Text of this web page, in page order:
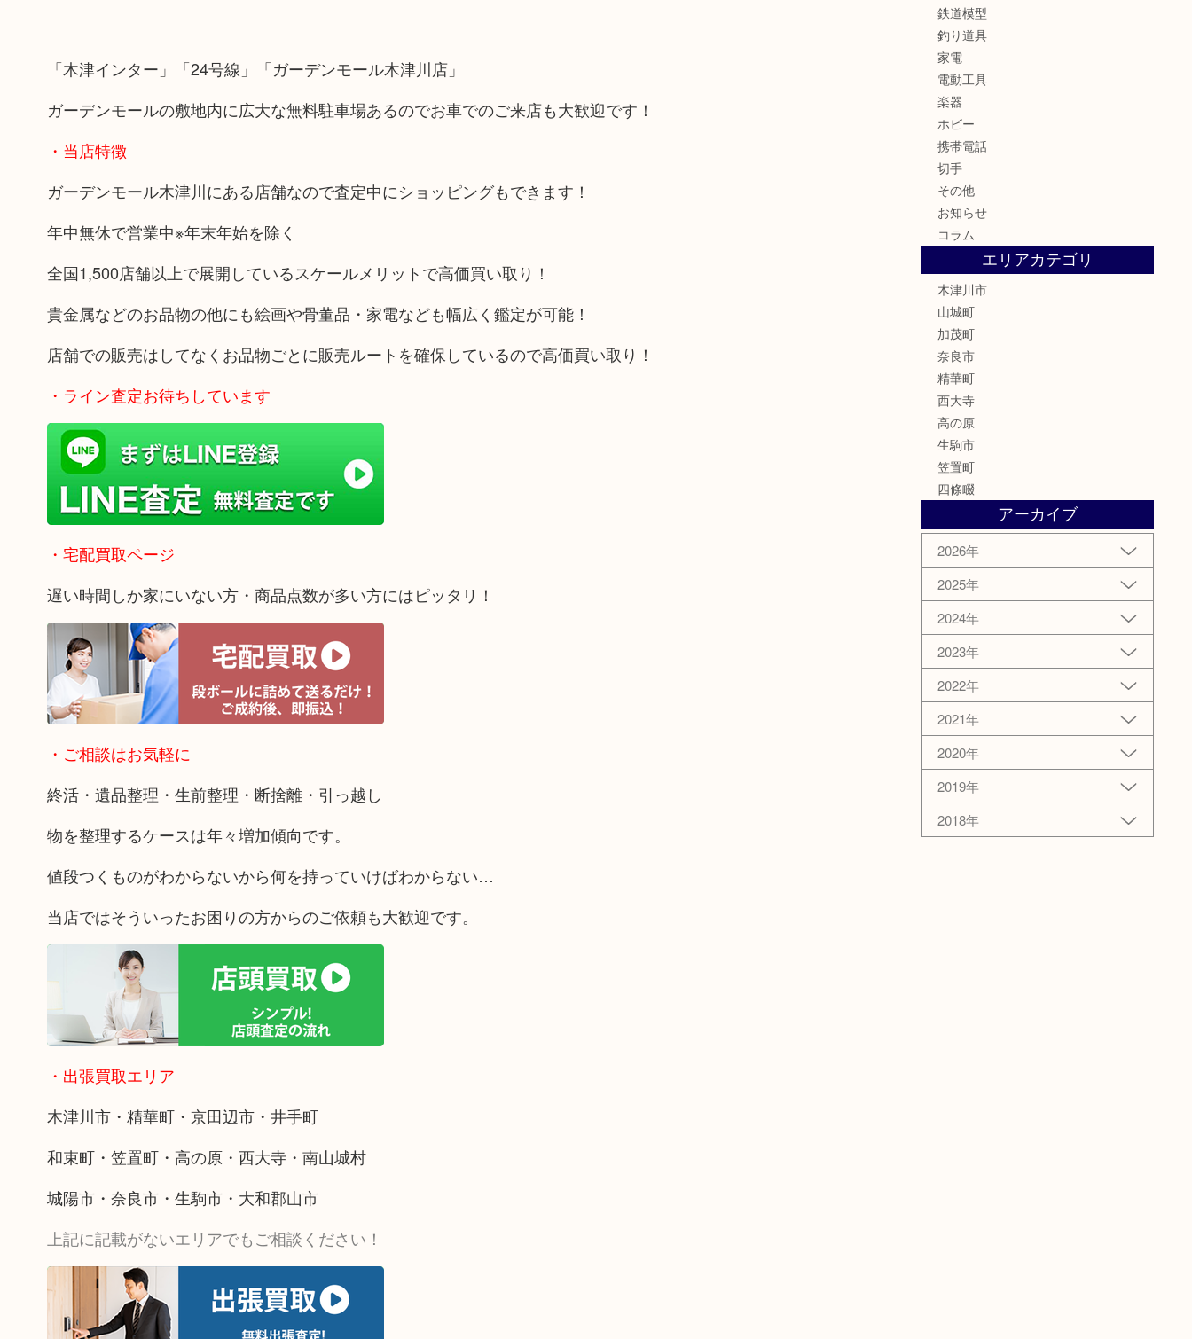
「木津インター」「24号線」「ガーデンモール木津川店」
ガーデンモールの敷地内に広大な無料駐車場あるのでお車でのご来店も大歓迎です！
・当店特徴
ガーデンモール木津川にある店舗なので査定中にショッピングもできます！
年中無休で営業中※年末年始を除く
全国1,500店舗以上で展開しているスケールメリットで高価買い取り！
貴金属などのお品物の他にも絵画や骨董品・家電なども幅広く鑑定が可能！
店舗での販売はしてなくお品物ごとに販売ルートを確保しているので高価買い取り！
・ライン査定お待ちしています
・宅配買取ページ
遅い時間しか家にいない方・商品点数が多い方にはピッタリ！
・ご相談はお気軽に
終活・遺品整理・生前整理・断捨離・引っ越し
物を整理するケースは年々増加傾向です。
値段つくものがわからないから何を持っていけばわからない…
当店ではそういったお困りの方からのご依頼も大歓迎です。
・出張買取エリア
木津川市・精華町・京田辺市・井手町
和束町・笠置町・高の原・西大寺・南山城村
城陽市・奈良市・生駒市・大和郡山市
上記に記載がないエリアでもご相談ください！
鉄道模型
釣り道具
家電
電動工具
楽器
ホビー
携帯電話
切手
その他
お知らせ
コラム
エリアカテゴリ
木津川市
山城町
加茂町
奈良市
精華町
西大寺
高の原
生駒市
笠置町
四條畷
アーカイブ
2026年
2025年
2024年
2023年
2022年
2021年
2020年
2019年
2018年